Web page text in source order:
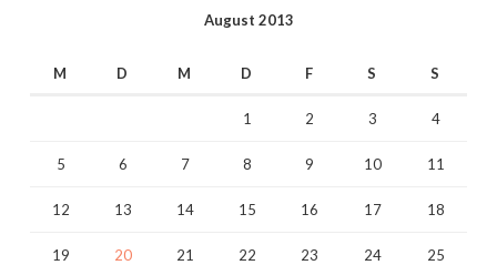
August 2013
M D M D F S S
1 2 3 4
5 6 7 8 9 10 11
12 13 14 15 16 17 18
19 20 21 22 23 24 25